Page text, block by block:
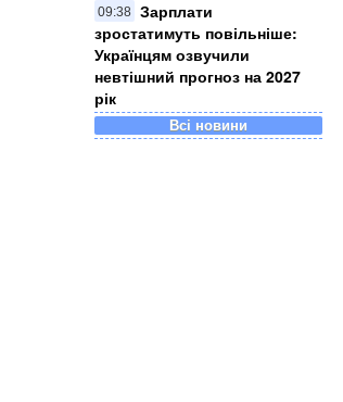
09:38 Зарплати
зростатимуть повільніше:
Українцям озвучили
невтішний прогноз на 2027
рік
Всі новини